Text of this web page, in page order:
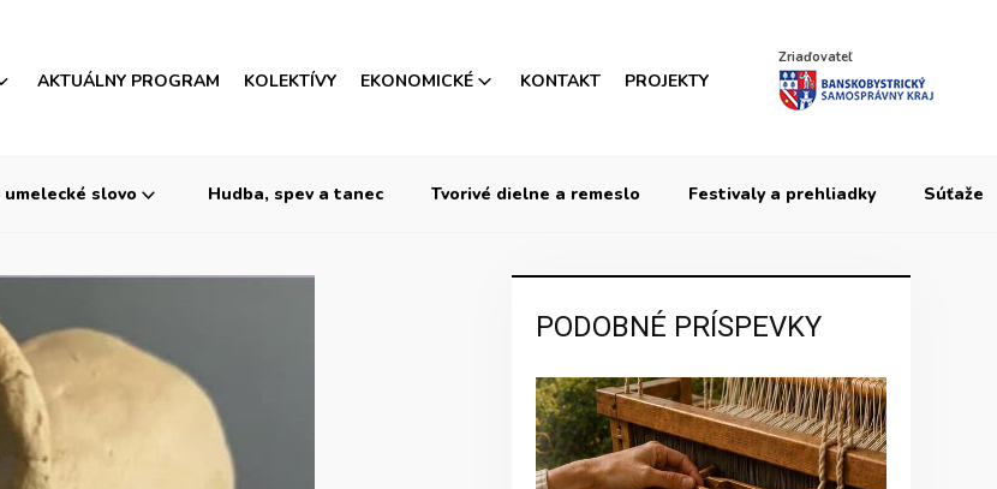
AKTUÁLNY PROGRAM KOLEKTÍVY EKONOMICKÉ KONTAKT PROJEKTY
Zriaďovateľ
slovo Hudba, spev a tanec Tvorivé dielne a remeslo Festivaly a prehliadky Súťaže
PODOBNÉ PRÍSPEVKY